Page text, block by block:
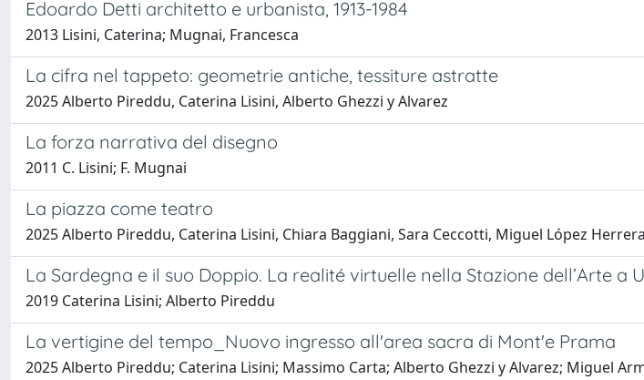
Edoardo Detti architetto e urbanista, 1913-1984
2013 Lisini, Caterina; Mugnai, Francesca
La cifra nel tappeto: geometrie antiche, tessiture astratte
2025 Alberto Pireddu, Caterina Lisini, Alberto Ghezzi y Alvarez
La forza narrativa del disegno
2011 C. Lisini; F. Mugnai
La piazza come teatro
2025 Alberto Pireddu, Caterina Lisini, Chiara Baggiani, Sara Ceccotti, Miguel López Herrera
La Sardegna e il suo Doppio. La realité virtuelle nella Stazione dell’Arte a
2019 Caterina Lisini; Alberto Pireddu
La vertigine del tempo_Nuovo ingresso all'area sacra di Mont'e Prama
2025 Alberto Pireddu; Caterina Lisini; Massimo Carta; Alberto Ghezzi y Alvarez; Miguel